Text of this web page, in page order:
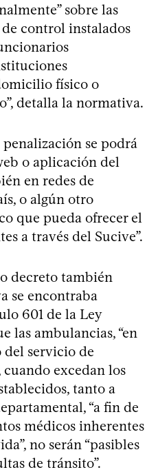
sobre las
de control instalados
físico o
detalla la normativa.
se podrá
o aplicación del
en redes de
o algún otro
que pueda ofrecer el
a través del Sucive”.
decreto también
se encontraba
601 de la Ley
las ambulancias, “en
servicio de
cuando excedan los
tanto a
“a fin de
médicos inherentes
no serán “pasibles
de tránsito”.